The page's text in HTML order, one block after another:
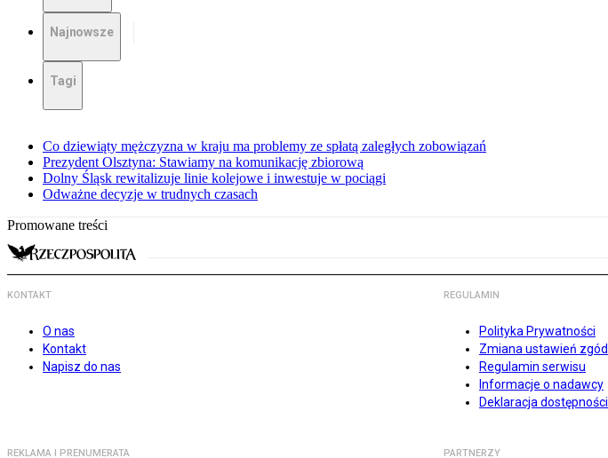
Najnowsze
Tagi
Co dziewiąty mężczyzna w kraju ma problemy ze spłatą zaległych zobowiązań
Prezydent Olsztyna: Stawiamy na komunikację zbiorową
Dolny Śląsk rewitalizuje linie kolejowe i inwestuje w pociągi
Odważne decyzje w trudnych czasach
Promowane treści
KONTAKT
O nas
Kontakt
Napisz do nas
REGULAMIN
Polityka Prywatności
Zmiana ustawień zgód
Regulamin serwisu
Informacje o nadawcy
Deklaracja dostępności
REKLAMA I PRENUMERATA PARTNERZY